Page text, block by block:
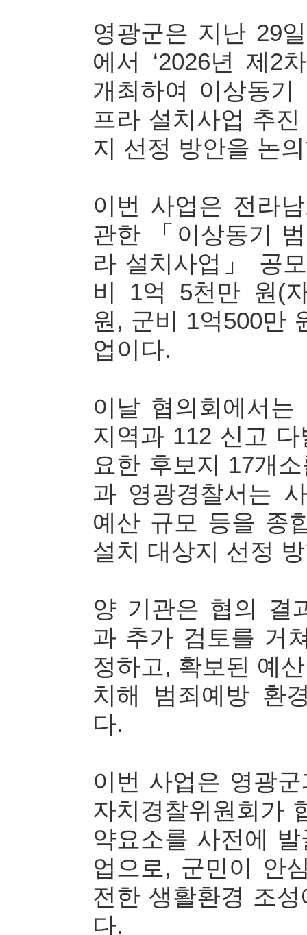
영광군은 지난 29
에서 ‘2026년 제2
개최하여 이상동
프라 설치사업 추
지 선정 방안을 논
이번 사업은 전라
관한 「이상동기
라 설치사업」 공
비 1억 5천만 원(
원, 군비 1억500만
업이다.
이날 협의회에서
지역과 112 신고
요한 후보지 17개
과 영광경찰서는
예산 규모 등을 종
설치 대상지 선정
양 기관은 협의 결
과 추가 검토를 거
정하고, 확보된 예
치해 범죄예방 환
다.
이번 사업은 영광
자치경찰위원회가
약요소를 사전에
업으로, 군민이 안
전한 생활환경 조
다.